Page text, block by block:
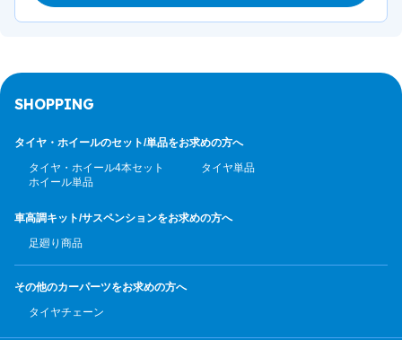
SHOPPING
タイヤ・ホイールのセット/単品をお求めの方へ
タイヤ・ホイール4本セット
タイヤ単品
ホイール単品
車高調キット/サスペンションをお求めの方へ
足廻り商品
その他のカーパーツをお求めの方へ
タイヤチェーン